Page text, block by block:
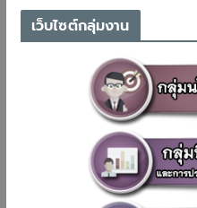
เว็บไซต์กลุ่มงาน